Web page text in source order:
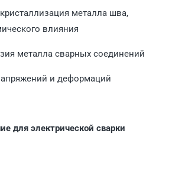
металла шва,
влияния
металла сварных соединений
и деформаций
для электрической сварки